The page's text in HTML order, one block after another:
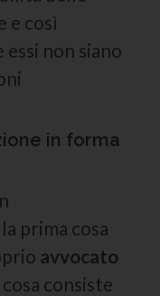
e così
non siano
in forma
prima cosa
avvocato
consiste